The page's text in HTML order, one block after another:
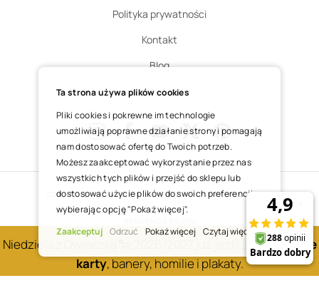
Niedziela z Owieczką 🐑 2026/2027 już jest! Zobacznowe
karty, banery, homilie i plakaty.
Polityka prywatności
Kontakt
Blog
Zgłoś zwrot
InstagramFacebookYoutube
X Pinterest
COPYRIGHT © 2025 ŚWIĘTY WOJCIECH DOM MEDIALNY SP. Z O.O.
Ta strona używa plików cookies
Pliki cookies i pokrewne im technologie
umożliwiają poprawne działanie strony i pomagają
nam dostosować ofertę do Twoich potrzeb.
Możesz zaakceptować wykorzystanie przez nas
wszystkich tych plików i przejść do sklepu lub
dostosować użycie plików do swoich preferencji,
wybierając opcję "Pokaż więcej".
Zaakceptuj Odrzuć Pokaż więcej Czytaj więcej